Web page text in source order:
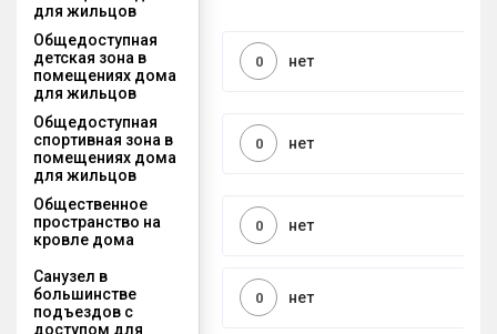
для жильцов
Общедоступная
детская зона в
помещениях дома
для жильцов
нет
0
Общедоступная
спортивная зона в
помещениях дома
для жильцов
нет
0
Общественное
пространство на
кровле дома
нет
0
Санузел в
большинстве
подъездов с
доступом для
нет
0